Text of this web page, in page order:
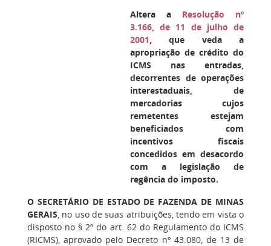
Altera a Resolução nº
3.166, de 11 de julho de
2001, que veda a
apropriação de crédito do
ICMS nas entradas,
decorrentes de operações
interestaduais, de
mercadorias cujos
remetentes estejam
beneficiados com
incentivos fiscais
concedidos em desacordo
com a legislação de
regência do imposto.
O SECRETÁRIO DE ESTADO DE FAZENDA DE MINAS
GERAIS, no uso de suas atribuições, tendo em vista o
disposto no § 2º do art. 62 do Regulamento do ICMS
(RICMS), aprovado pelo Decreto nº 43.080, de 13 de